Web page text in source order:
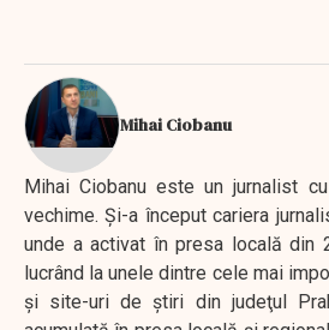
Mihai Ciobanu
Mihai Ciobanu este un jurnalist
vechime. Şi-a început cariera
unde a activat în presa locală din
lucrând la unele dintre cele mai
şi site-uri de ştiri din judeţul